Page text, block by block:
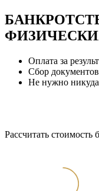
Оплата за
Сбор
Не нужно никуда
Рассчитать стоимость